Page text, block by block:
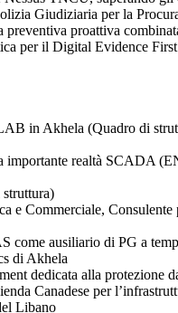
Giudiziaria per la
preventiva proattiva
per il Digital Evidence
in Akhela (Quadro di
importante realtà SCADA
e Commerciale,
come ausiliario di PG a
di Akhela
dedicata alla protezione
Canadese per
Libano